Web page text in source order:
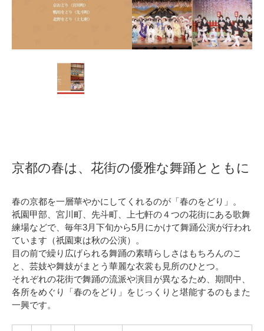
京都の春は、花街の優雅な舞踊とともに
春の京都を一層華やかにしてくれるのが「春のをどり」。
祇園甲部、宮川町、先斗町、上七軒の４つの花街にある歌舞
練場などで、毎年3月下旬から5月にかけて舞踊公演が行われ
ています（祇園東は秋の公演）。
目の前で繰り広げられる舞踊の素晴らしさはもちろんのこ
と、芸妓や舞妓がまとう華麗な衣裳も見所のひとつ。
それぞれの花街で舞踊の流派や演目が異なるため、期間中、
各所をめぐり「春のをどり」をじっくりと堪能するのもまた
一興です。